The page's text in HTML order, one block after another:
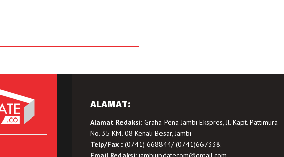
ALAMAT:
Alamat Redaksi:Graha Pena Jambi Ekspres, Jl. Kapt. Pattimura
No. 35 KM. 08 Kenali Besar, Jambi
Telp/Fax :(0741) 668844/ (0741)667338.